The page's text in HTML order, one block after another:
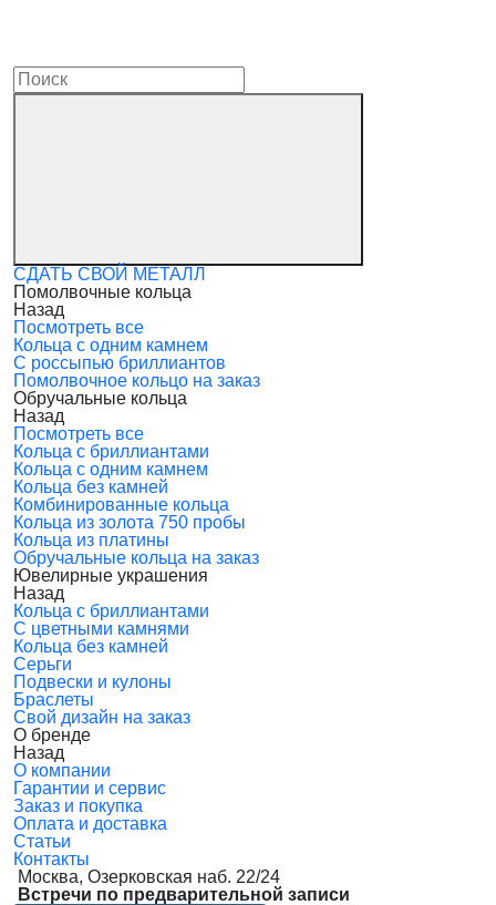
СДАТЬ СВОЙ МЕТАЛЛ
Помолвочные кольца
Назад
Посмотреть все
Кольца с одним камнем
С россыпью бриллиантов
Помолвочное кольцо на заказ
Обручальные кольца
Назад
Посмотреть все
Кольца с бриллиантами
Кольца с одним камнем
Кольца без камней
Комбинированные кольца
Кольца из золота 750 пробы
Кольца из платины
Обручальные кольца на заказ
Ювелирные украшения
Назад
Кольца с бриллиантами
С цветными камнями
Кольца без камней
Серьги
Подвески и кулоны
Браслеты
Свой дизайн на заказ
О бренде
Назад
О компании
Гарантии и сервис
Заказ и покупка
Оплата и доставка
Статьи
Контакты
Москва, Озерковская наб. 22/24
Встречи по предварительной записи